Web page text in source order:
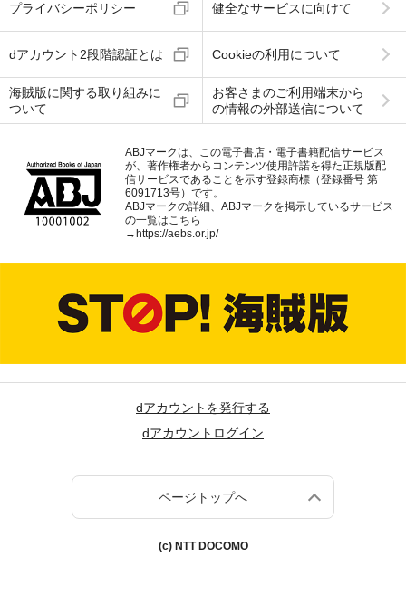
プライバシーポリシー 健全なサービスに向けて
dアカウント2段階認証とは Cookieの利用について
海賊版に関する取り組みに
ついて
お客さまのご利用端末から
の情報の外部送信について
ABJマークは、この電子書店・電子書籍配信サービス
が、著作権者からコンテンツ使用許諾を得た正規版配
信サービスであることを示す登録商標（登録番号 第
6091713号）です。
ABJマークの詳細、ABJマークを掲示しているサービス
の一覧はこちら
→ https://aebs.or.jp/
dアカウントを発行する
dアカウントログイン
ページトップへ
(c) NTT DOCOMO